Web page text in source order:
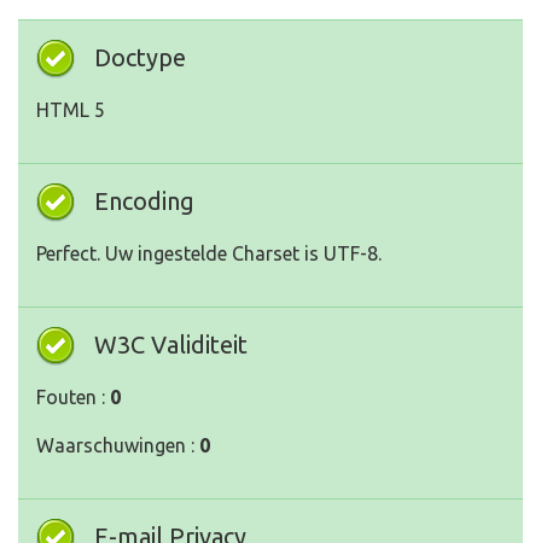
Doctype
HTML 5
Encoding
Perfect. Uw ingestelde Charset is UTF-8.
W3C Validiteit
Fouten : 0
Waarschuwingen : 0
E-mail Privacy